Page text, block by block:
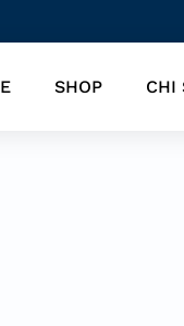
SHOP CHI